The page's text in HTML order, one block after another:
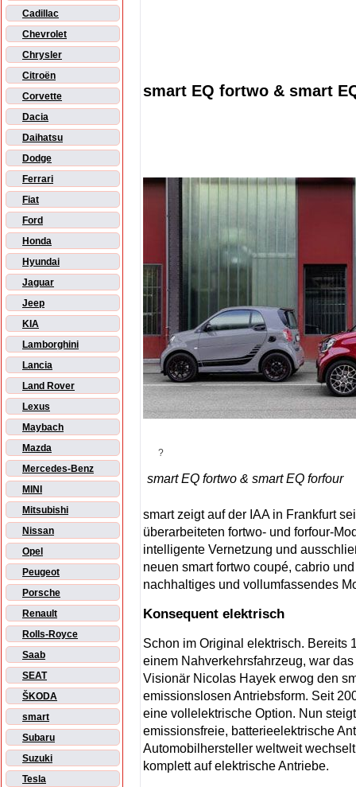
Cadillac
Chevrolet
Chrysler
Citroën
Corvette
Dacia
Daihatsu
Dodge
Ferrari
Fiat
Ford
Honda
Hyundai
Jaguar
Jeep
KIA
Lamborghini
Lancia
Land Rover
Lexus
Maybach
Mazda
Mercedes-Benz
MINI
Mitsubishi
Nissan
Opel
Peugeot
Porsche
Renault
Rolls-Royce
Saab
SEAT
ŠKODA
smart
Subaru
Suzuki
Tesla
smart EQ fortwo & smart
smart EQ fortwo & smart EQ forfour
smart zeigt auf der IAA in Frankfurt
überarbeiteten fortwo- und forfour-
intelligente Vernetzung und
neuen smart fortwo coupé, cabrio
nachhaltiges und vollumfassendes
Konsequent elektrisch
Schon im Original elektrisch. Bereits
einem Nahverkehrsfahrzeug, war
Visionär Nicolas Hayek erwog den
emissionslosen Antriebsform. Seit
eine vollelektrische Option. Nun
emissionsfreie, batterieelektrische
Automobilhersteller weltweit
komplett auf elektrische Antriebe.